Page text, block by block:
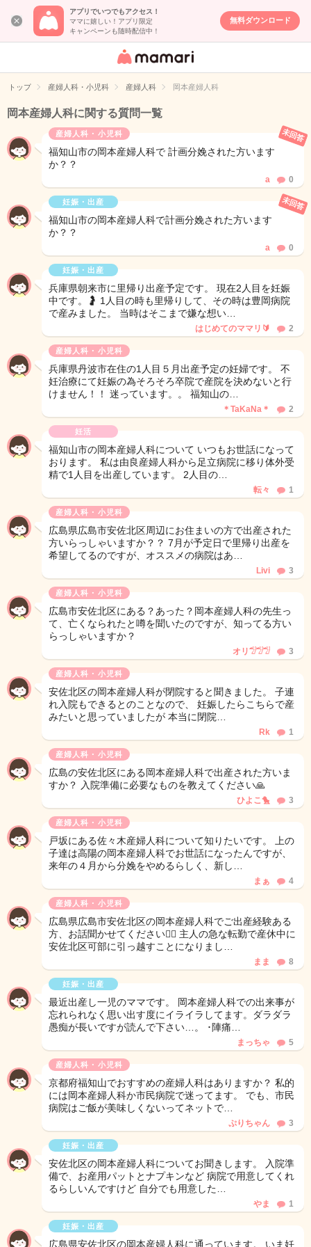
アプリでいつでもアクセス！
ママに嬉しい！アプリ限定
キャンペーンも随時配信中！
無料ダウンロード
女性専用匿名QA
イト
トップ 産婦人科・小児科 産婦人科 岡本産婦人科
岡本産婦人科に関する質問一覧
産婦人科・小児科
福知山市の岡本産婦人科で 計画分娩された方います
か？？
未回答
a 0
妊娠・出産
福知山市の岡本産婦人科で計画分娩された方います
か？？
未回答
a 0
妊娠・出産
兵庫県朝来市に里帰り出産予定です。 現在2人目を妊娠
中です。🤰 1人目の時も里帰りして、その時は豊岡病院
で産みました。 当時はそこまで嫌な想い…
はじめてのママリ🔰 2
産婦人科・小児科
兵庫県丹波市在住の1人目５月出産予定の妊婦です。 不
妊治療にて妊娠の為そろそろ卒院で産院を決めないと行
けません！！ 迷っています。。 福知山の…
＊TaKaNa＊ 2
妊活
福知山市の岡本産婦人科について いつもお世話になって
おります。 私は由良産婦人科から足立病院に移り体外受
精で1人目を出産しています。 2人目の…
転々 1
産婦人科・小児科
広島県広島市安佐北区周辺にお住まいの方で出産された
方いらっしゃいますか？？ 7月が予定日で里帰り出産を
希望してるのですが、オススメの病院はあ…
Livi 3
産婦人科・小児科
広島市安佐北区にある？あった？岡本産婦人科の先生っ
て、亡くなられたと噂を聞いたのですが、知ってる方い
らっしゃいますか？
オリ𓅿𓅿𓅿 3
産婦人科・小児科
安佐北区の岡本産婦人科が閉院すると聞きました。 子連
れ入院もできるとのことなので、 妊娠したらこちらで産
みたいと思っていましたが 本当に閉院…
Rk 1
産婦人科・小児科
広島の安佐北区にある岡本産婦人科で出産された方いま
すか？ 入院準備に必要なものを教えてください🙏
ひよこ🐤 3
産婦人科・小児科
戸坂にある佐々木産婦人科について知りたいです。 上の
子達は高陽の岡本産婦人科でお世話になったんですが、
来年の４月から分娩をやめるらしく、新し…
まぁ 4
産婦人科・小児科
広島県広島市安佐北区の岡本産婦人科でご出産経験ある
方、お話聞かせてください🙇‍♀️ 主人の急な転勤で産休中に
安佐北区可部に引っ越すことになりまし…
まま 8
妊娠・出産
最近出産し一児のママです。 岡本産婦人科での出来事が
忘れられなく思い出す度にイライラしてます。ダラダラ
愚痴が長いですが読んで下さい…。 ･陣痛…
まっちゃ 5
産婦人科・小児科
京都府福知山でおすすめの産婦人科はありますか？ 私的
には岡本産婦人科か市民病院で迷ってます。 でも、市民
病院はご飯が美味しくないってネットで…
ぷりちゃん 3
妊娠・出産
安佐北区の岡本産婦人科についてお聞きします。 入院準
備で、お産用パットとナプキンなど 病院で用意してくれ
るらしいんですけど 自分でも用意した…
やま 1
妊娠・出産
広島県安佐北区の岡本産婦人科に通っています。 いま妊